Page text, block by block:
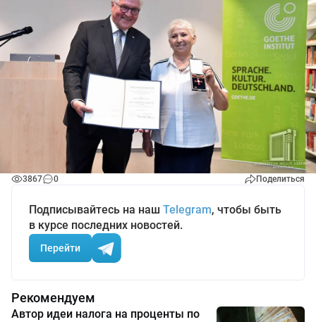
3867 0 Поделиться
Подписывайтесь на наш Telegram, чтобы быть
в курсе последних новостей.
Перейти
Рекомендуем
Автор идеи налога на проценты по